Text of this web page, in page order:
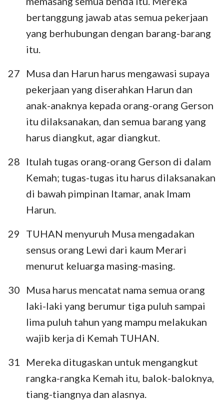
bertanggung jawab atas semua pekerjaan
yang berhubungan dengan barang-barang
itu.
27
Musa dan Harun harus mengawasi supaya
pekerjaan yang diserahkan Harun dan
anak-anaknya kepada orang-orang Gerson
itu dilaksanakan, dan semua barang yang
harus diangkut, agar diangkut.
28
Itulah tugas orang-orang Gerson di dalam
Kemah; tugas-tugas itu harus dilaksanakan
di bawah pimpinan Itamar, anak Imam
Harun.
29
TUHAN menyuruh Musa mengadakan
sensus orang Lewi dari kaum Merari
menurut keluarga masing-masing.
30
Musa harus mencatat nama semua orang
laki-laki yang berumur tiga puluh sampai
lima puluh tahun yang mampu melakukan
wajib kerja di Kemah TUHAN.
31
Mereka ditugaskan untuk mengangkut
rangka-rangka Kemah itu, balok-baloknya,
tiang-tiangnya dan alasnya.